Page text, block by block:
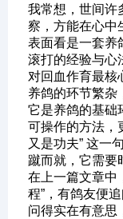
我常想，世间许
察，方能在心中
表面看是一套养
滚打的经验与
对回血作育最核
养鸽的环节繁杂
它是养鸽的基础
可操作的方法，
又是功夫” 这一
蹴而就，它需要
在上一篇文章中
程”，有鸽友便
问得实在有意